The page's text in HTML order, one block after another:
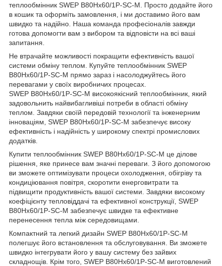
теплообмінник SWEP B80Hx60/1P-SC-M. Просто додайте його
в кошик та оформіть замовлення, і ми доставимо його вам
швидко та надійно. Наша команда професіоналів завжди
готова допомогти вам з вибором та відповісти на всі ваші
запитання.
Не втрачайте можливості покращити ефективність вашої
системи обміну теплом. Купуйте теплообмінник SWEP
B80Hx60/1P-SC-M прямо зараз і насолоджуйтесь його
перевагами у своїх виробничих процесах.
SWEP B80Hx60/1P-SC-M високоякісний теплообмінник, який
задовольнить найвибагливіші потреби в області обміну
теплом. Завдяки своїй передовій технології та інженерним
інноваціям, SWEP B80Hx60/1P-SC-M забезпечує високу
ефективність і надійність у широкому спектрі промислових
додатків.
Купити теплообмінник SWEP B80Hx60/1P-SC-M це ділове
рішення, яке принесе вам значні переваги. З його допомогою
ви зможете оптимізувати процеси охолодження, обігріву та
кондиціювання повітря, скоротити енерговитрати та
підвищити продуктивність вашої системи. Завдяки високому
коефіцієнту тепловіддачі та ефективної конструкції, SWEP
B80Hx60/1P-SC-M забезпечує швидке та ефективне
перенесення тепла між середовищами.
Компактний та легкий дизайн SWEP B80Hx60/1P-SC-M
полегшує його встановлення та обслуговування. Ви зможете
швидко інтегрувати його у вашу систему без зайвих
складнощів. Крім того, SWEP B80Hx60/1P-SC-M виготовлений